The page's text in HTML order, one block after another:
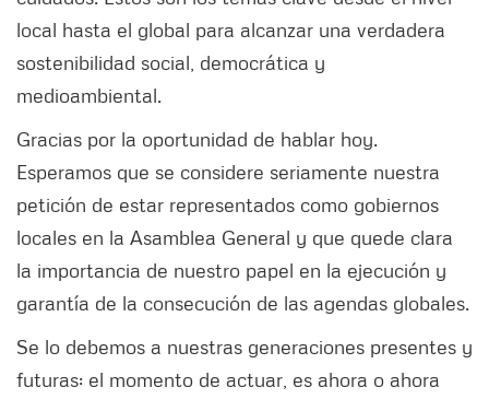
local hasta el global para alcanzar una verdadera
sostenibilidad social, democrática y
medioambiental.
Gracias por la oportunidad de hablar hoy.
Esperamos que se considere seriamente nuestra
petición de estar representados como gobiernos
locales en la Asamblea General y que quede clara
la importancia de nuestro papel en la ejecución y
garantía de la consecución de las agendas globales.
Se lo debemos a nuestras generaciones presentes y
futuras: el momento de actuar, es ahora o ahora